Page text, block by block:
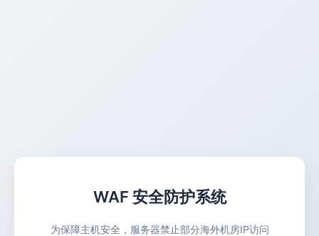
WAF 安全防护系统
为保障主机安全，服务器禁止部分海外机房IP访问